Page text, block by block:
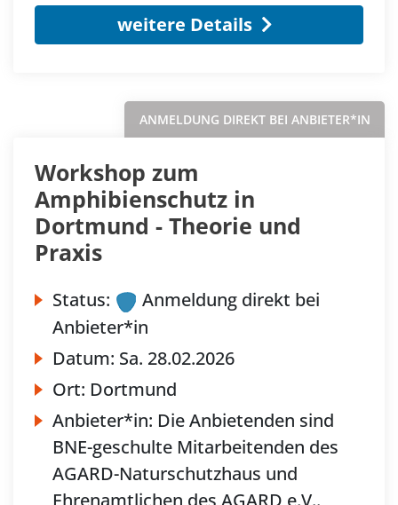
weitere Details
ANMELDUNG DIREKT BEI ANBIETER*IN
Workshop zum
Amphibienschutz in
Dortmund - Theorie und
Praxis
Status:
Anmeldung direkt bei
Anbieter*in
Datum: Sa. 28.02.2026
Ort: Dortmund
Anbieter*in: Die Anbietenden sind
BNE-geschulte Mitarbeitenden des
AGARD-Naturschutzhaus und
Ehrenamtlichen des AGARD e.V..